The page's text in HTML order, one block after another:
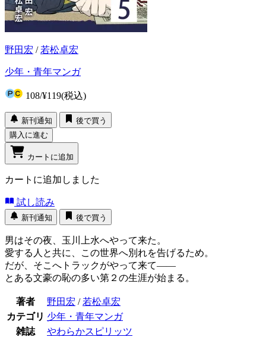
野田宏 / 若松卓宏
少年・青年マンガ
108/¥119(税込)
新刊通知
後で買う
購入に進む
カートに追加
カートに追加しました
試し読み
新刊通知 後で買う
男はその夜、玉川上水へやって来た。
愛する人と共に、この世界へ別れを告げるため。
だが、そこへトラックがやって来て――
とある文豪の恥の多い第２の生涯が始まる。
著者 野田宏 / 若松卓宏
カテゴリ 少年・青年マンガ
雑誌
やわらかスピリッツ